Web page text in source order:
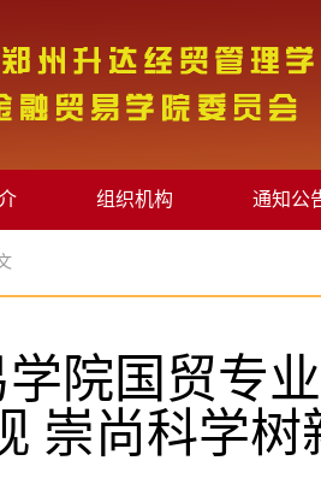
组织机构 通知公
院国贸专
崇尚科学